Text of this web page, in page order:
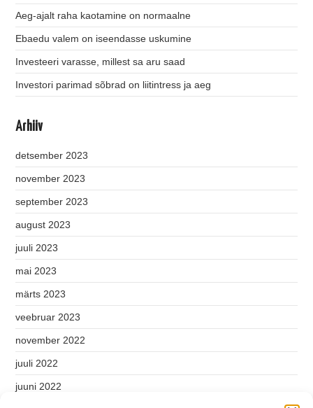
Aeg-ajalt raha kaotamine on normaalne
Ebaedu valem on iseendasse uskumine
Investeeri varasse, millest sa aru saad
Investori parimad sõbrad on liitintress ja aeg
Arhiiv
detsember 2023
november 2023
september 2023
august 2023
juuli 2023
mai 2023
märts 2023
veebruar 2023
november 2022
juuli 2022
juuni 2022